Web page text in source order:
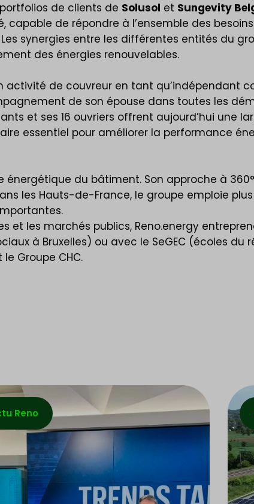
de clients de Solusol et Sungevity
capable de répondre à l’ensemble des
synergies entre les différentes entités du
des énergies renouvelables.
de couvreur en tant qu’indépendant
de son épouse dans toutes les
et ses 16 ouvriers offrent aujourd’hui une
essentiel pour améliorer la performance
du bâtiment. Son approche à
les Hauts-de-France, le groupe emploie
et les marchés publics, Reno.energy
à Bruxelles) ou avec le SeGEC (écoles du
Groupe CHC.
Reno